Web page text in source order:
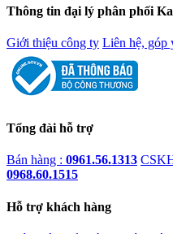
Thông tin đại lý phân phối
Giới thiệu công ty Liên hệ, góp
Tổng đài hỗ trợ
Bán hàng : 0961.56.1313
0968.60.1515
Hỗ trợ khách hàng